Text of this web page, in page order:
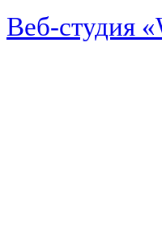
Веб-студия